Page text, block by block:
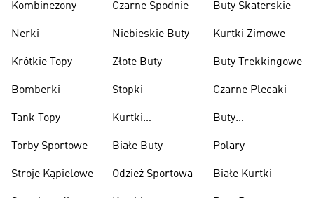
Kombinezony
Nerki
Krótkie Topy
Bomberki
Tank Topy
Torby Sportowe
Stroje Kąpielowe
Czarne Spodnie
Niebieskie Buty
Złote Buty
Stopki
Kurtki
Białe Buty
Odzież Sportowa
Buty Skaterskie
Kurtki Zimowe
Buty Trekkingowe
Czarne Plecaki
Buty
Polary
Białe Kurtki